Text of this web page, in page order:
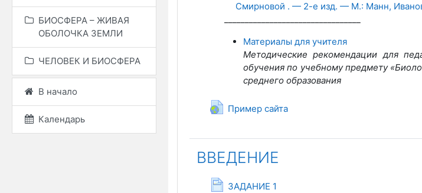
БИОСФЕРА – ЖИВАЯ
ОБОЛОЧКА ЗЕМЛИ
ЧЕЛОВЕК И БИОСФЕРА
В начало
Календарь
Смирновой . — 2-е изд. — М.: Манн,
Материалы для учителя
Методические рекомендации для
обучения по учебному предмету
среднего образования
Пример сайтаГиперссылка
ВВЕДЕНИЕ
ЗАДАНИЕ 1Страница